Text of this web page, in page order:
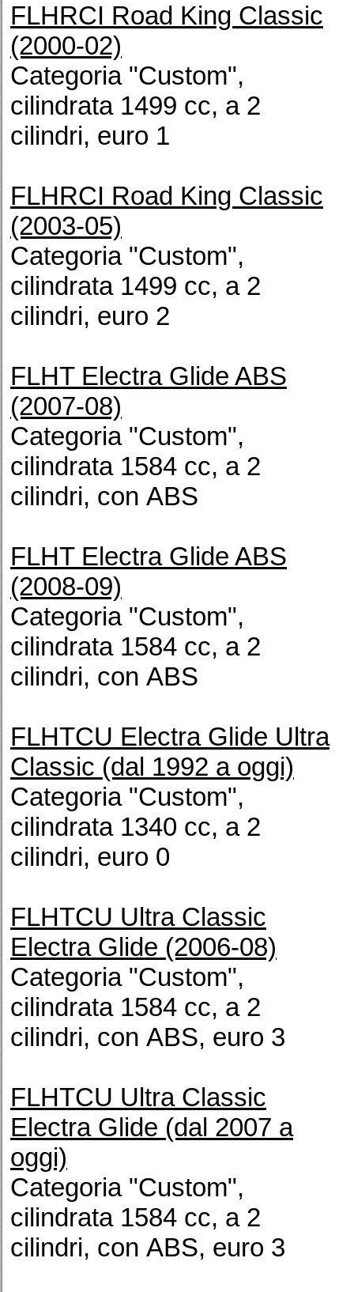
FLHRCI Road King Classic
(2000-02)
Categoria "Custom",
cilindrata 1499 cc, a 2
cilindri, euro 1
FLHRCI Road King Classic
(2003-05)
Categoria "Custom",
cilindrata 1499 cc, a 2
cilindri, euro 2
FLHT Electra Glide ABS
(2007-08)
Categoria "Custom",
cilindrata 1584 cc, a 2
cilindri, con ABS
FLHT Electra Glide ABS
(2008-09)
Categoria "Custom",
cilindrata 1584 cc, a 2
cilindri, con ABS
FLHTCU Electra Glide Ultra
Classic (dal 1992 a oggi)
Categoria "Custom",
cilindrata 1340 cc, a 2
cilindri, euro 0
FLHTCU Ultra Classic
Electra Glide (2006-08)
Categoria "Custom",
cilindrata 1584 cc, a 2
cilindri, con ABS, euro 3
FLHTCU Ultra Classic
Electra Glide (dal 2007 a
oggi)
Categoria "Custom",
cilindrata 1584 cc, a 2
cilindri, con ABS, euro 3